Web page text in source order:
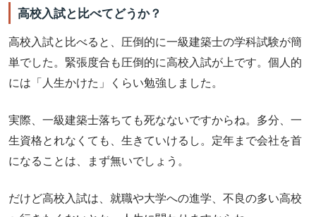
高校入試と比べてどうか？
高校入試と比べると、圧倒的に一級建築士の学科試験が簡
単でした。緊張度合も圧倒的に高校入試が上です。個人的
には「人生かけた」くらい勉強しました。
実際、一級建築士落ちても死なないですからね。多分、一
生資格とれなくても、生きていけるし。定年まで会社を首
になることは、まず無いでしょう。
だけど高校入試は、就職や大学への進学、不良の多い高校